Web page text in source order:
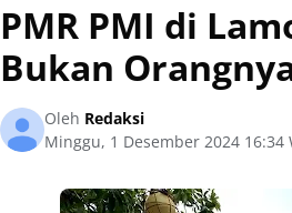
PMR PMI di
Bukan
Oleh Redaksi
Minggu, 1 Desember 2024 16:34